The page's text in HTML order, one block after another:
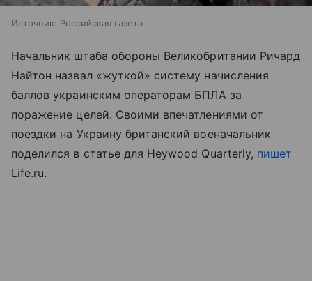
Источник: Российская газета
Начальник штаба обороны Великобритании Ричард
Найтон назвал «жуткой» систему начисления
баллов украинским операторам БПЛА за
поражение целей. Своими впечатлениями от
поездки на Украину британский военачальник
поделился в статье для Heywood Quarterly, пишет
Life.ru.